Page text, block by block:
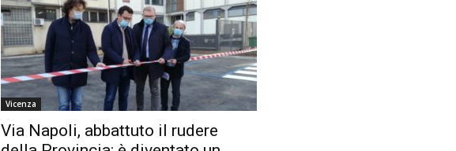
Vicenza
Via Napoli, abbattuto il rudere